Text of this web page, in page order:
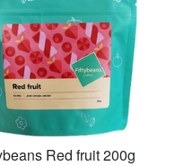
Red fruit 200g